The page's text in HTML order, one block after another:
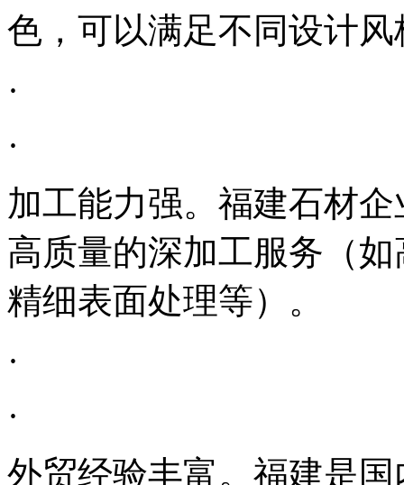
色，可以满足不同设计
·
·
加工能力强。福建石材
高质量的深加工服务（
精细表面处理等）。
·
·
外贸经验丰富。福建是